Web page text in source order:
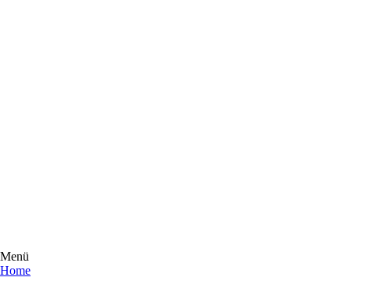
Menü
Home